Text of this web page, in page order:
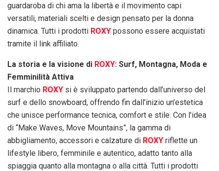
guardaroba di chi ama la libertà e il movimento capi
versatili, materiali scelti e design pensato per la donna
dinamica. Tutti i prodotti ROXY possono essere acquistati
tramite il link affiliato.
La storia e la visione di ROXY: Surf, Montagna, Moda e
Femminilità Attiva
Il marchio ROXY si è sviluppato partendo dall’universo del
surf e dello snowboard, offrendo fin dall’inizio un’estetica
che unisce performance tecnica, comfort e stile. Con l’idea
di “Make Waves, Move Mountains”, la gamma di
abbigliamento, accessori e calzature di ROXY riflette un
lifestyle libero, femminile e autentico, adatto tanto alla
spiaggia quanto alla montagna o alla città. Tutti i prodotti